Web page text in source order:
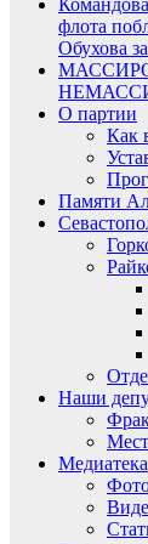
флота
Обухова
О партии
Как
Памяти
Наши
Медиатека